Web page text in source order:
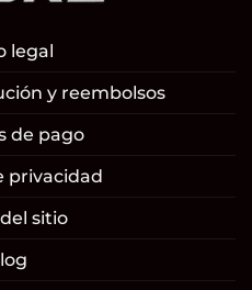
legal
y reembolsos
de pago
privacidad
sitio